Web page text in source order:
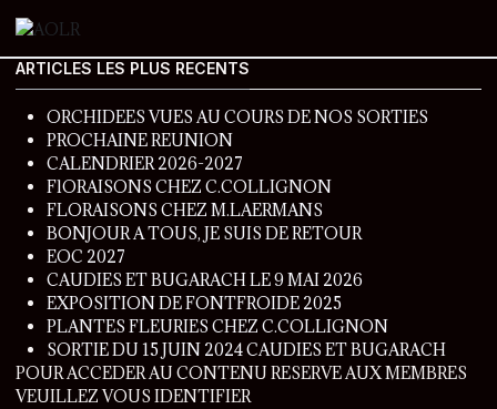
ARTICLES LES PLUS RECENTS
ORCHIDEES VUES AU COURS DE NOS SORTIES
PROCHAINE REUNION
CALENDRIER 2026-2027
FlORAISONS CHEZ C.COLLIGNON
FLORAISONS CHEZ M.LAERMANS
BONJOUR A TOUS, JE SUIS DE RETOUR
EOC 2027
CAUDIES ET BUGARACH LE 9 MAI 2026
EXPOSITION DE FONTFROIDE 2025
PLANTES FLEURIES CHEZ C.COLLIGNON
SORTIE DU 15 JUIN 2024 CAUDIES ET BUGARACH
POUR ACCEDER AU CONTENU RESERVE AUX MEMBRES
VEUILLEZ VOUS IDENTIFIER